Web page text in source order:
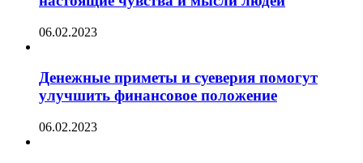
06.02.2023
Денежные приметы и суеверия помогут
улучшить финансовое положение
06.02.2023